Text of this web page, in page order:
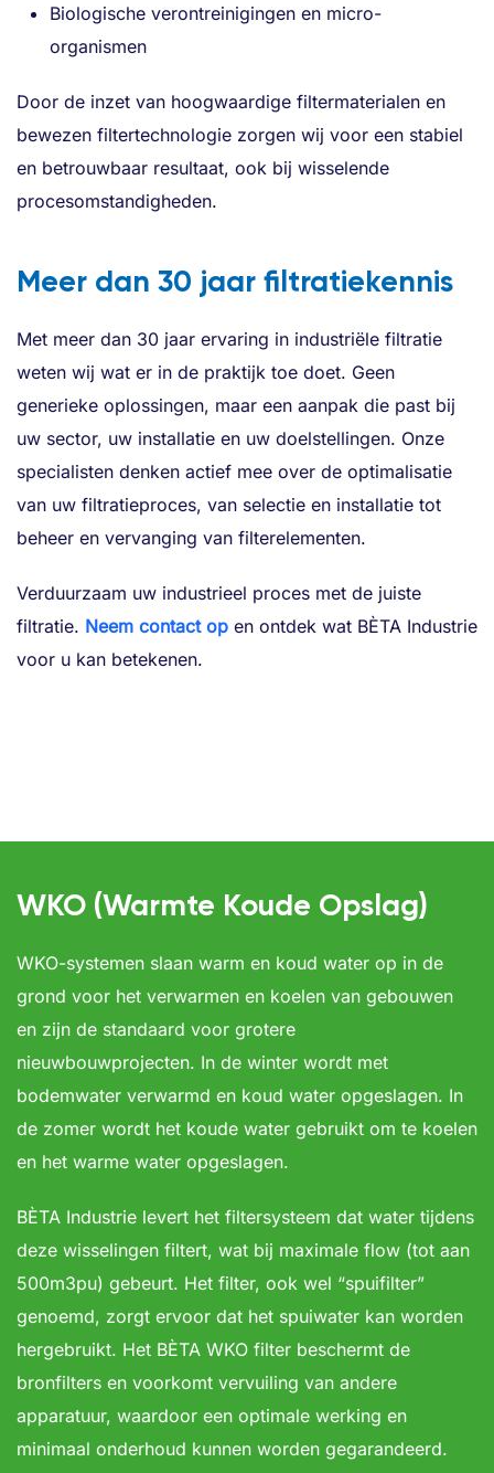
Biologische verontreinigingen en micro-
organismen
Door de inzet van hoogwaardige filtermaterialen en
bewezen filtertechnologie zorgen wij voor een stabiel
en betrouwbaar resultaat, ook bij wisselende
procesomstandigheden.
Meer dan 30 jaar filtratiekennis
Met meer dan 30 jaar ervaring in industriële filtratie
weten wij wat er in de praktijk toe doet. Geen
generieke oplossingen, maar een aanpak die past bij
uw sector, uw installatie en uw doelstellingen. Onze
specialisten denken actief mee over de optimalisatie
van uw filtratieproces, van selectie en installatie tot
beheer en vervanging van filterelementen.
Verduurzaam uw industrieel proces met de juiste
filtratie. Neem contact op en ontdek wat BÈTA Industrie
voor u kan betekenen.
WKO (Warmte Koude Opslag)
WKO-systemen slaan warm en koud water op in de
grond voor het verwarmen en koelen van gebouwen
en zijn de standaard voor grotere
nieuwbouwprojecten. In de winter wordt met
bodemwater verwarmd en koud water opgeslagen. In
de zomer wordt het koude water gebruikt om te koelen
en het warme water opgeslagen.
BÈTA Industrie levert het filtersysteem dat water tijdens
deze wisselingen filtert, wat bij maximale flow (tot aan
500m3pu) gebeurt. Het filter, ook wel “spuifilter”
genoemd, zorgt ervoor dat het spuiwater kan worden
hergebruikt. Het BÈTA WKO filter beschermt de
bronfilters en voorkomt vervuiling van andere
apparatuur, waardoor een optimale werking en
minimaal onderhoud kunnen worden gegarandeerd.